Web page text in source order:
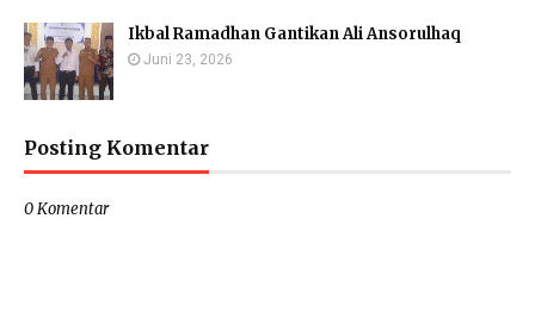
Ikbal Ramadhan Gantikan Ali Ansorulhaq
Juni 23, 2026
Posting Komentar
0 Komentar